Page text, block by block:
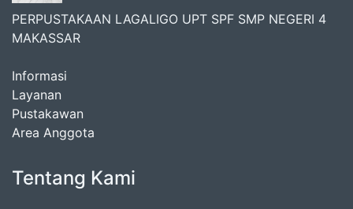
PERPUSTAKAAN LAGALIGO UPT SPF SMP NEGERI 4
MAKASSAR
Informasi
Layanan
Pustakawan
Area Anggota
Tentang Kami